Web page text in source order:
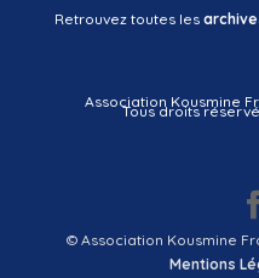
Association Kousmine
Retrouvez toutes les
Tous droits
© Association Kousmine
Mentions